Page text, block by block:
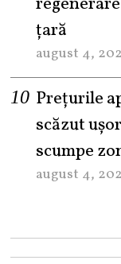
țară
august 4,
Prețurile
scăzut
scumpe
august 4,